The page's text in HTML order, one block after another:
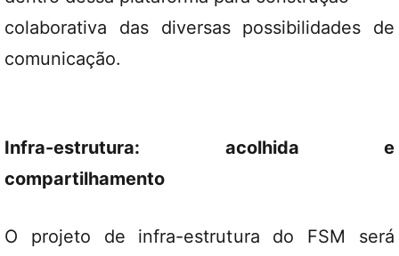
colaborativa das diversas possibilidades de
comunicação.
Infra-estrutura: acolhida e
compartilhamento
O projeto de infra-estrutura do FSM será